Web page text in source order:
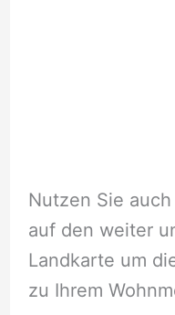
Nutzen Sie
auf den weiter
Landkarte um
zu Ihrem